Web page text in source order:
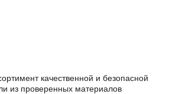
качественной и безопасной
из проверенных материалов